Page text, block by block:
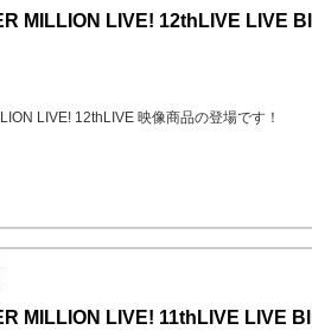
MILLION LIVE! 12thLIVE LIVE
LIVE! 12thLIVE 映像商品の登場です！
MILLION LIVE! 11thLIVE LIVE